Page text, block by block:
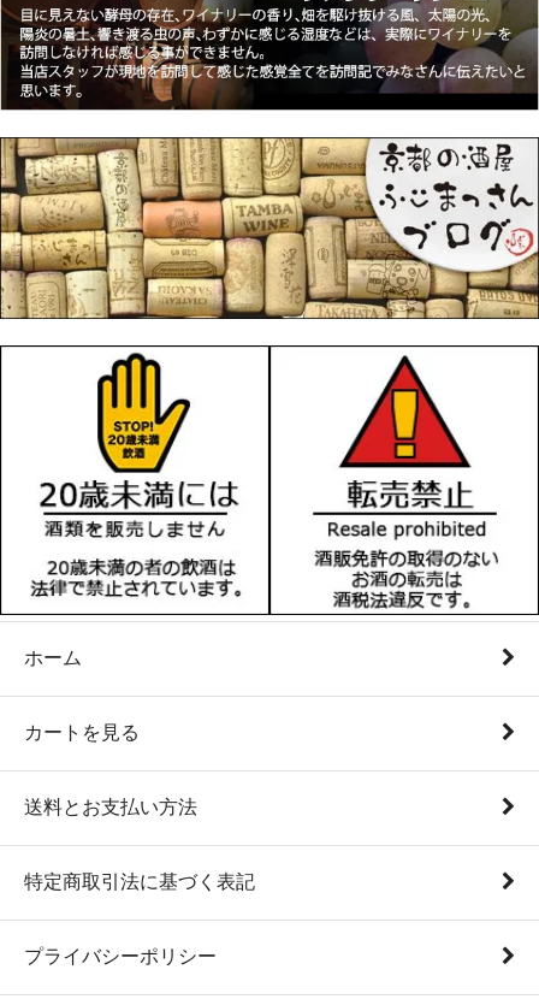
ホーム
カートを見る
送料とお支払い方法
特定商取引法に基づく表記
プライバシーポリシー